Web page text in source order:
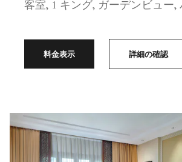
客室, 1 キング, ガーデンビュー,
料金表示 詳細の確認